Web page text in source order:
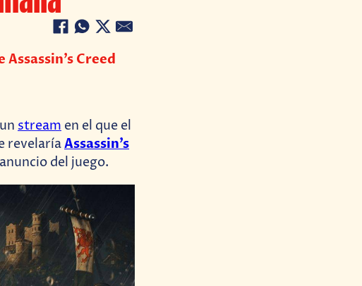
Creed
stream en el que el
revelaríaAssassin’s
del juego.